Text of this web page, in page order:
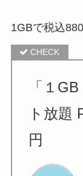
1GBで税込
「１
ト放題
円